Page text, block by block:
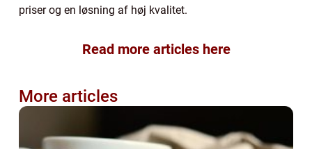
priser og en løsning af høj kvalitet.
Read more articles here
More articles